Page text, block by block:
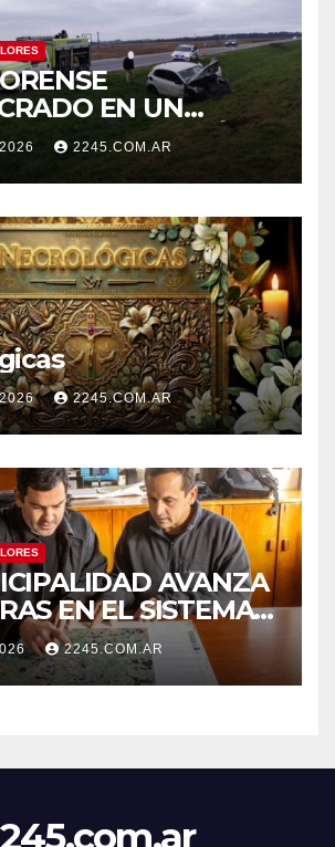
EN UN
QUE TERMINÓ
Y VUELCO
2245.COM.AR
2026 2245.COM.AR
AVANZA
EN EL SISTEMA
DOLORES
2245.COM.AR